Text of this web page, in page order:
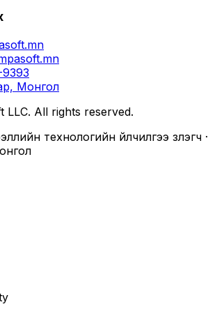
Монгол
LLC. All rights reserved.
технологийн үйлчилгээ үзүүлэгч ·